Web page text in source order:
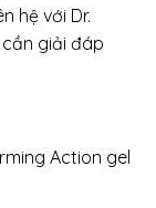
hệ với Dr.
giải đáp
Action gel